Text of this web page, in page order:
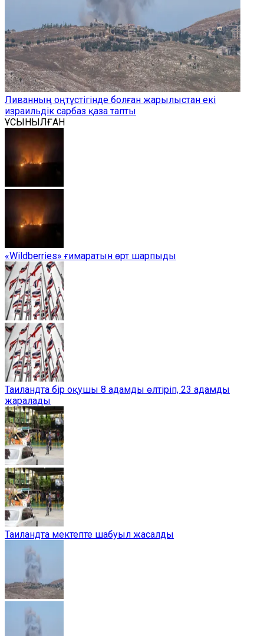
Ливанның оңтүстігінде болған жарылыстан екі
израильдік сарбаз қаза тапты
ҰСЫНЫЛҒАН
«Wildberries» ғимаратын өрт шарпыды
Таиландта бір оқушы 8 адамды өлтіріп, 23 адамды
жаралады
Таиландта мектепте шабуыл жасалды